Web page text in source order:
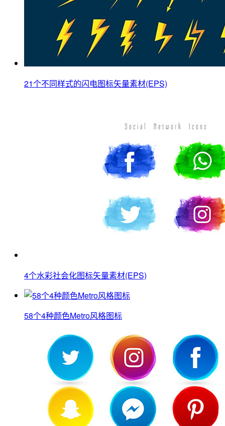
21个不同样式的闪电图标矢量素材(EPS)
4个水彩社会化图标矢量素材(EPS)
58个4种颜色Metro风格图标